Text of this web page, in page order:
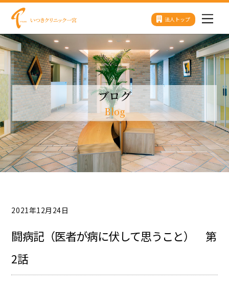
content
法人トップ
ブログ
Blog
2021年12月24日
闘病記（医者が病に伏して思うこと） 第
2話